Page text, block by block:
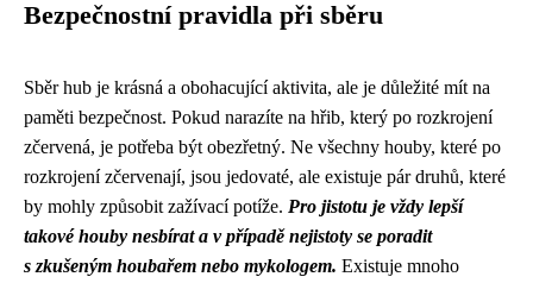
Bezpečnostní pravidla při sběru
Sběr hub je krásná a obohacující aktivita, ale je důležité mít na
paměti bezpečnost. Pokud narazíte na hřib, který po rozkrojení
zčervená, je potřeba být obezřetný. Ne všechny houby, které po
rozkrojení zčervenají, jsou jedovaté, ale existuje pár druhů, které
by mohly způsobit zažívací potíže. Pro jistotu je vždy lepší
takové houby nesbírat a v případě nejistoty se poradit
s zkušeným houbařem nebo mykologem. Existuje mnoho